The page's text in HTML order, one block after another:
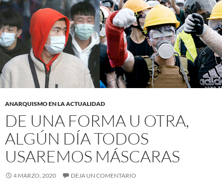
ANARQUISMO EN LA ACTUALIDAD
DE UNA FORMA U OTRA,
ALGÚN DÍA TODOS
USAREMOS MÁSCARAS
4 MARZO, 2020 DEJA UN COMENTARIO